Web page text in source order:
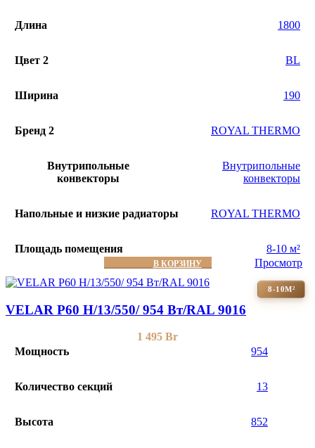
Длина 1800
Цвет 2 BL
Ширина 190
Бренд 2 ROYAL THERMO
Внутрипольные
конвекторы
Внутрипольные
конвекторы
Напольные и низкие радиаторы ROYAL THERMO
Площадь помещения 8-10 м²
В КОРЗИНУ Просмотр
8-10М²
VELAR P60 H/13/550/ 954 Bт/RAL 9016
1 495 Br
Мощность
954
Количество секций 13
Высота 852